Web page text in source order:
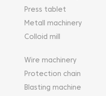
Press tablet
Metall machinery
Colloid mill
Wire machinery
Protection chain
Blasting machine